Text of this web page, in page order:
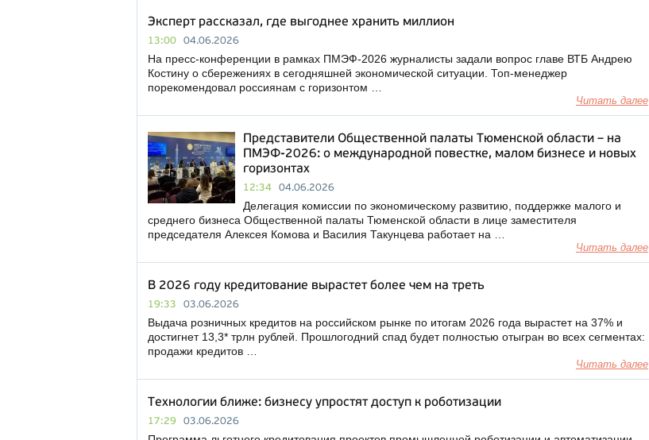
Эксперт рассказал, где выгоднее хранить миллион
13:00 04.06.2026
На пресс-конференции в рамках ПМЭФ-2026 журналисты задали вопрос главе ВТБ Андрею
Костину о сбережениях в сегодняшней экономической ситуации. Топ-менеджер
порекомендовал россиянам с горизонтом …
Читать далее
Представители Общественной палаты Тюменской области – на
ПМЭФ-2026: о международной повестке, малом бизнесе и новых
горизонтах
12:34 04.06.2026
Делегация комиссии по экономическому развитию, поддержке малого и
среднего бизнеса Общественной палаты Тюменской области в лице заместителя
председателя Алексея Комова и Василия Такунцева работает на …
Читать далее
В 2026 году кредитование вырастет более чем на треть
19:33 03.06.2026
Выдача розничных кредитов на российском рынке по итогам 2026 года вырастет на 37% и
достигнет 13,3* трлн рублей. Прошлогодний спад будет полностью отыгран во всех сегментах:
продажи кредитов …
Читать далее
Технологии ближе: бизнесу упростят доступ к роботизации
17:29 03.06.2026